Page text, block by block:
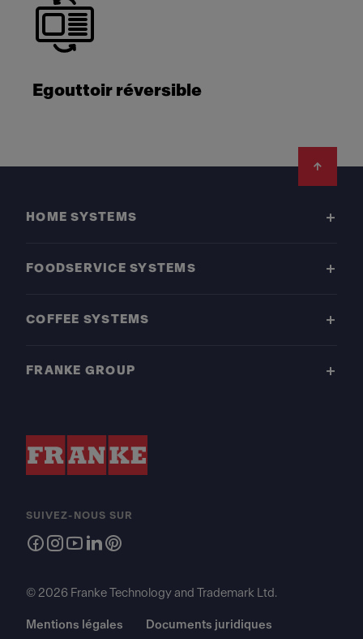
Egouttoir réversible
HOME SYSTEMS
FOODSERVICE SYSTEMS
COFFEE SYSTEMS
FRANKE GROUP
SUIVEZ-NOUS SUR
© 2026 Franke Technology and Trademark Ltd.
Mentions légales Documents juridiques